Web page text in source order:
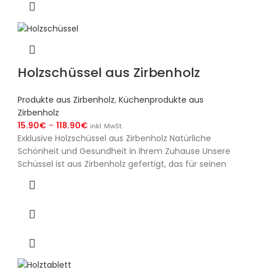
Holzschüssel aus Zirbenholz
Produkte aus Zirbenholz, Küchenprodukte aus
Zirbenholz
15.90€ – 118.90€ inkl. MwSt.
Exklusive Holzschüssel aus Zirbenholz Natürliche
Schönheit und Gesundheit in Ihrem Zuhause Unsere
Schüssel ist aus Zirbenholz gefertigt, das für seinen